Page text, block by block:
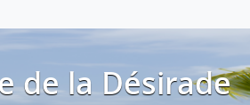
de la Désirade